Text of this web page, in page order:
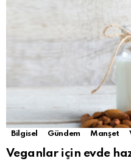
Bilgisel Gündem Manşet
Veganlar için evde